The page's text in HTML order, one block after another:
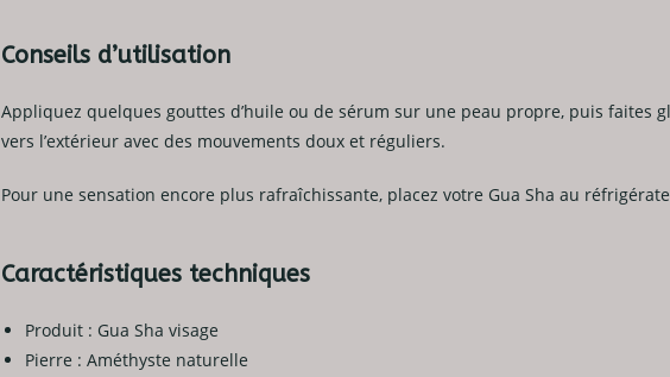
Conseils d’utilisation
Appliquez quelques gouttes d’huile ou de sérum sur une peau propre, puis faites
vers l’extérieur avec des mouvements doux et réguliers.
Pour une sensation encore plus rafraîchissante, placez votre Gua Sha au
Caractéristiques techniques
Produit : Gua Sha visage
Pierre : Améthyste naturelle